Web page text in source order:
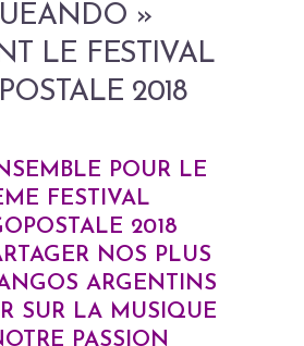
»
LE FESTIVAL
2018
POUR LE
FESTIVAL
2018
NOS PLUS
ARGENTINS
SUR LA MUSIQUE
PASSION